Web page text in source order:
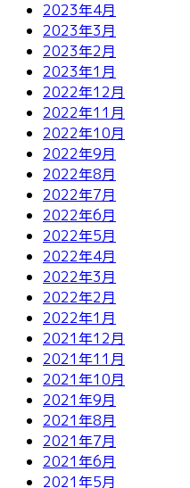
2023年4月
2023年3月
2023年2月
2023年1月
2022年12月
2022年11月
2022年10月
2022年9月
2022年8月
2022年7月
2022年6月
2022年5月
2022年4月
2022年3月
2022年2月
2022年1月
2021年12月
2021年11月
2021年10月
2021年9月
2021年8月
2021年7月
2021年6月
2021年5月